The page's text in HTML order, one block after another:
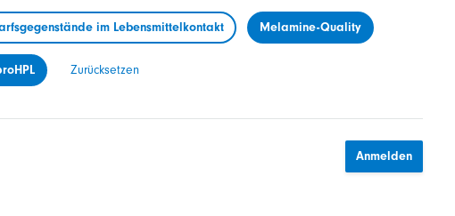
im Lebensmittelkontakt Melamine-Quality
Zurücksetzen
Anmelden